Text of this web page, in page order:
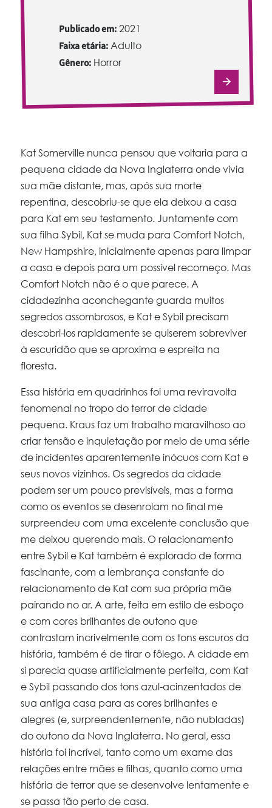
Publicado em:2021
Faixa etária:Adulto
Gênero:Horror
Kat Somerville nunca pensou que voltaria para a
pequena cidade da Nova Inglaterra onde vivia
sua mãe distante, mas, após sua morte
repentina, descobriu-se que ela deixou a casa
para Kat em seu testamento. Juntamente com
sua filha Sybil, Kat se muda para Comfort Notch,
New Hampshire, inicialmente apenas para limpar
a casa e depois para um possível recomeço. Mas
Comfort Notch não é o que parece. A
cidadezinha aconchegante guarda muitos
segredos assombrosos, e Kat e Sybil precisam
descobri-los rapidamente se quiserem sobreviver
à escuridão que se aproxima e espreita na
floresta.
Essa história em quadrinhos foi uma reviravolta
fenomenal no tropo do terror de cidade
pequena. Kraus faz um trabalho maravilhoso ao
criar tensão e inquietação por meio de uma série
de incidentes aparentemente inócuos com Kat e
seus novos vizinhos. Os segredos da cidade
podem ser um pouco previsíveis, mas a forma
como os eventos se desenrolam no final me
surpreendeu com uma excelente conclusão que
me deixou querendo mais. O relacionamento
entre Sybil e Kat também é explorado de forma
fascinante, com a lembrança constante do
relacionamento de Kat com sua própria mãe
pairando no ar. A arte, feita em estilo de esboço
e com cores brilhantes de outono que
contrastam incrivelmente com os tons escuros da
história, também é de tirar o fôlego. A cidade em
si parecia quase artificialmente perfeita, com Kat
e Sybil passando dos tons azul-acinzentados de
sua antiga casa para as cores brilhantes e
alegres (e, surpreendentemente, não nubladas)
do outono da Nova Inglaterra. No geral, essa
história foi incrível, tanto como um exame das
relações entre mães e filhas, quanto como uma
história de terror que se desenvolve lentamente e
se passa tão perto de casa.